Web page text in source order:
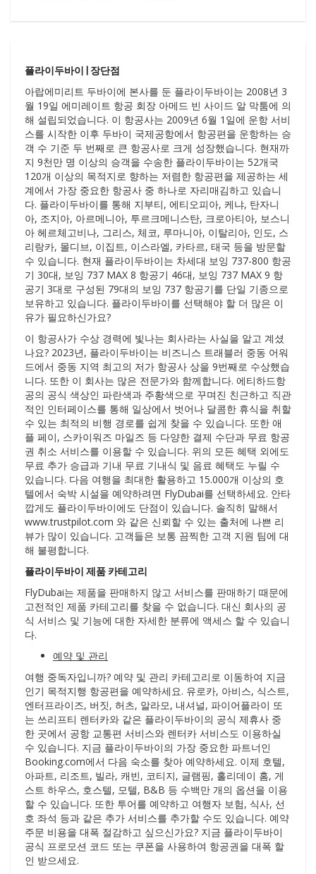
플라이두바이 | 장단점
아랍에미리트 두바이에 본사를 둔 플라이두바이는 2008년 3
월 19일 에미레이트 항공 회장 아메드 빈 사이드 알 막툼에 의
해 설립되었습니다. 이 항공사는 2009년 6월 1일에 운항 서비
스를 시작한 이후 두바이 국제공항에서 항공편을 운항하는 승
객 수 기준 두 번째로 큰 항공사로 크게 성장했습니다. 현재까
지 9천만 명 이상의 승객을 수송한 플라이두바이는 52개국
120개 이상의 목적지로 향하는 저렴한 항공편을 제공하는 세
계에서 가장 중요한 항공사 중 하나로 자리매김하고 있습니
다. 플라이두바이를 통해 지부티, 에티오피아, 케냐, 탄자니
아, 조지아, 아르메니아, 투르크메니스탄, 크로아티아, 보스니
아 헤르체고비나, 그리스, 체코, 루마니아, 이탈리아, 인도, 스
리랑카, 몰디브, 이집트, 이스라엘, 카타르, 태국 등을 방문할
수 있습니다. 현재 플라이두바이는 차세대 보잉 737-800 항공
기 30대, 보잉 737 MAX 8 항공기 46대, 보잉 737 MAX 9 항
공기 3대로 구성된 79대의 보잉 737 항공기를 단일 기종으로
보유하고 있습니다. 플라이두바이를 선택해야 할 더 많은 이
유가 필요하신가요?
이 항공사가 수상 경력에 빛나는 회사라는 사실을 알고 계셨
나요? 2023년, 플라이두바이는 비즈니스 트래블러 중동 어워
드에서 중동 지역 최고의 저가 항공사 상을 9번째로 수상했습
니다. 또한 이 회사는 많은 전문가와 함께합니다. 에티하드항
공의 공식 색상인 파란색과 주황색으로 꾸며진 친근하고 직관
적인 인터페이스를 통해 일상에서 벗어나 달콤한 휴식을 취할
수 있는 최적의 비행 경로를 쉽게 찾을 수 있습니다. 또한 애
플 페이, 스카이워즈 마일즈 등 다양한 결제 수단과 무료 항공
권 취소 서비스를 이용할 수 있습니다. 위의 모든 혜택 외에도
무료 추가 승급과 기내 무료 기내식 및 음료 혜택도 누릴 수
있습니다. 다음 여행을 최대한 활용하고 15.000개 이상의 호
텔에서 숙박 시설을 예약하려면 FlyDubai를 선택하세요. 안타
깝게도 플라이두바이에도 단점이 있습니다. 솔직히 말해서
www.trustpilot.com 와 같은 신뢰할 수 있는 출처에 나쁜 리
뷰가 많이 있습니다. 고객들은 보통 끔찍한 고객 지원 팀에 대
해 불평합니다.
플라이두바이 제품 카테고리
FlyDubai는 제품을 판매하지 않고 서비스를 판매하기 때문에
고전적인 제품 카테고리를 찾을 수 없습니다. 대신 회사의 공
식 서비스 및 기능에 대한 자세한 분류에 액세스 할 수 있습니
다.
예약 및 관리
여행 중독자입니까? 예약 및 관리 카테고리로 이동하여 지금
인기 목적지행 항공편을 예약하세요. 유로카, 아비스, 식스트,
엔터프라이즈, 버짓, 허츠, 알라모, 내셔널, 파이어플라이 또
는 쓰리프티 렌터카와 같은 플라이두바이의 공식 제휴사 중
한 곳에서 공항 교통편 서비스와 렌터카 서비스도 이용하실
수 있습니다. 지금 플라이두바이의 가장 중요한 파트너인
Booking.com에서 다음 숙소를 찾아 예약하세요. 이제 호텔,
아파트, 리조트, 빌라, 캐빈, 코티지, 글램핑, 홀리데이 홈, 게
스트 하우스, 호스텔, 모텔, B&B 등 수백만 개의 옵션을 이용
할 수 있습니다. 또한 투어를 예약하고 여행자 보험, 식사, 선
호 좌석 등과 같은 추가 서비스를 추가할 수도 있습니다. 예약
주문 비용을 대폭 절감하고 싶으신가요? 지금 플라이두바이
공식 프로모션 코드 또는 쿠폰을 사용하여 항공권을 대폭 할
인 받으세요.